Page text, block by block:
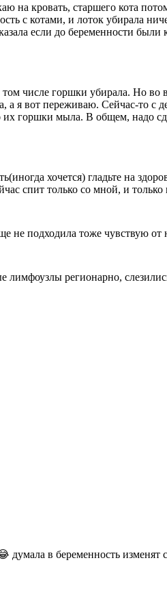
на кровать, старшего кота
с котами, и лоток убирала
если до беременности
числе горшки убирала. Но
а я вот переживаю. Сейчас-
горшки мыла. В общем, надо
хочется) гладьте на
спит только со мной, и только
подходила тоже чувствую от
регионарно,
в беременность изменят